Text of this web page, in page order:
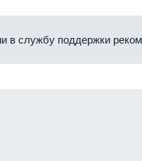
в службу поддержки